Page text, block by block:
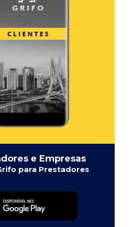
e Empresas
para Prestadores